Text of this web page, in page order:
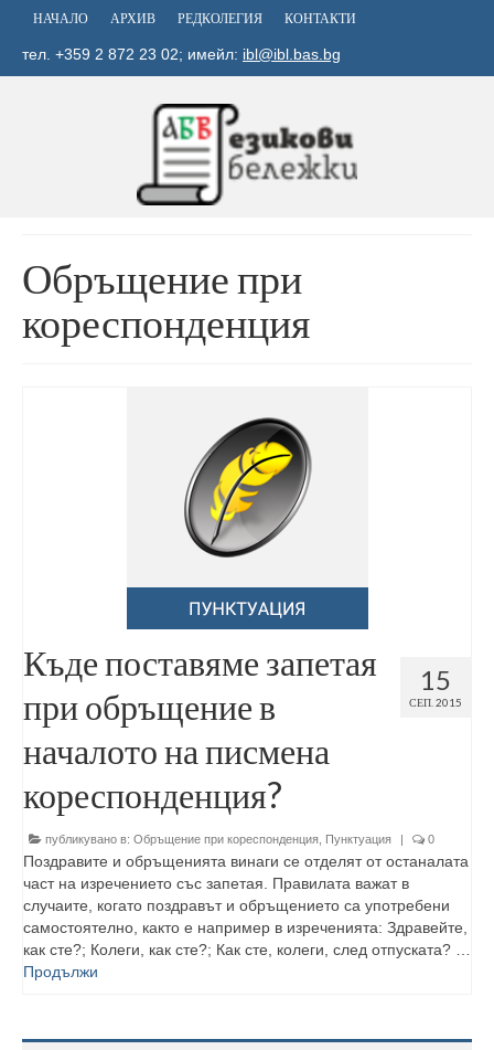
НАЧАЛО АРХИВ РЕДКОЛЕГИЯ КОНТАКТИ
тел. +359 2 872 23 02; имейл: ibl@ibl.bas.bg
Обръщение при
кореспонденция
15
СЕП. 2015
Къде поставяме запетая
при обръщение в
началото на писмена
кореспонденция?
публикувано в: Обръщение при кореспонденция Пунктуация | 0
Поздравите и обръщенията винаги се отделят от останалата
част на изречението със запетая. Правилата важат в
случаите, когато поздравът и обръщението са употребени
самостоятелно, както е например в изреченията: Здравейте,
как сте?; Колеги, как сте?; Как сте, колеги, след отпуската? …
Продължи